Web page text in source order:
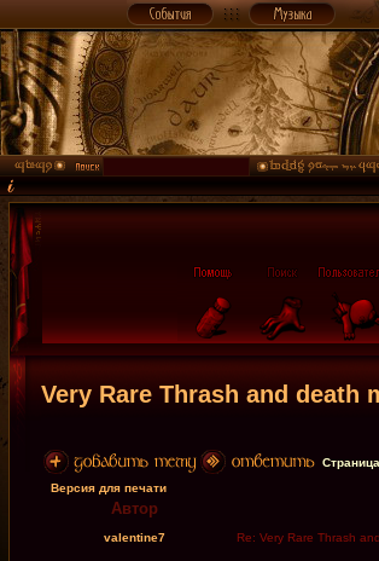
Very Rare Thrash and
Страница
Версия для печати
Автор
valentine7 Re: Very Rare Thrash